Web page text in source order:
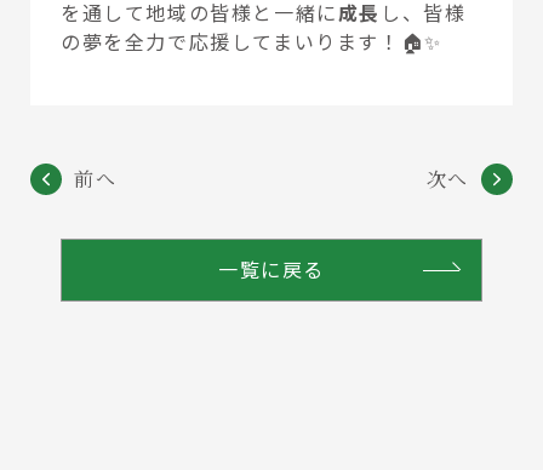
を通して地域の皆様と一緒に 成長 し、皆様
の夢を全力で応援してまいります！🏠✨
前へ 次へ
一覧に戻る